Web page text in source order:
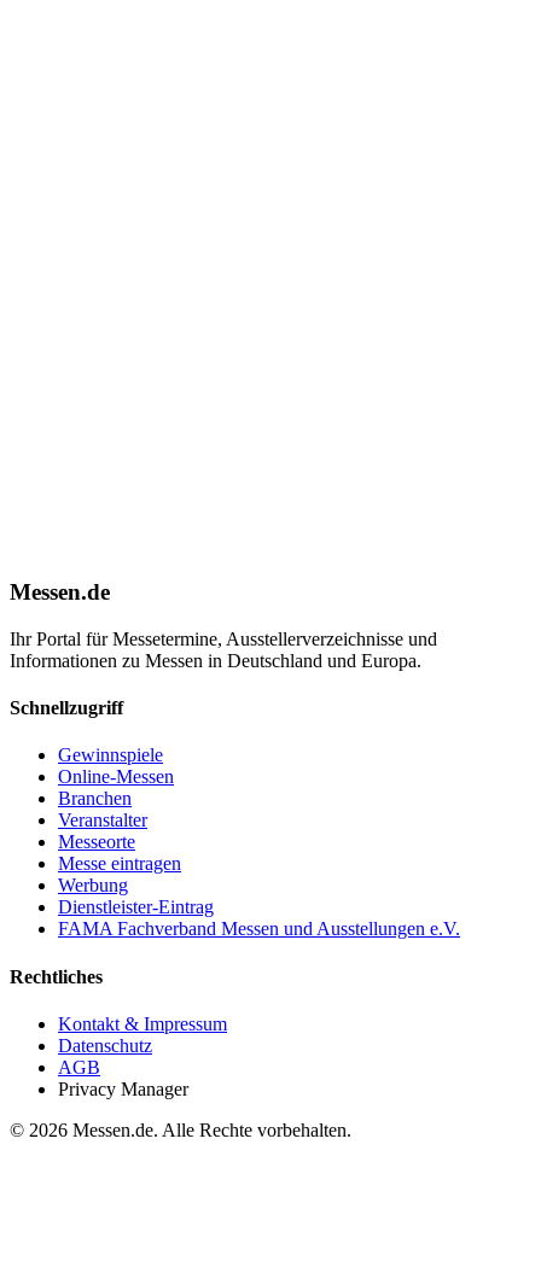
Messen.de
Ihr Portal für Messetermine, Ausstellerverzeichnisse und
Informationen zu Messen in Deutschland und Europa.
Schnellzugriff
Gewinnspiele
Online-Messen
Branchen
Veranstalter
Messeorte
Messe eintragen
Werbung
Dienstleister-Eintrag
FAMA Fachverband Messen und Ausstellungen e.V.
Rechtliches
Kontakt & Impressum
Datenschutz
AGB
Privacy Manager
© 2026 Messen.de. Alle Rechte vorbehalten.